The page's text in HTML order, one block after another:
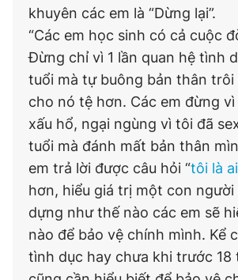
khuyên các em là “Dừng lại”.
“Các em học sinh có cả cuộc
Đừng chỉ vì 1 lần quan hệ tình
tuổi mà tự buông bản thân trôi
cho nó tệ hơn. Các em đừng vì
xấu hổ, ngại ngùng vì tôi đã
tuổi mà đánh mất bản thân
em trả lời được câu hỏi “tôi là ai
hơn, hiểu giá trị một con
dựng như thế nào các em sẽ
nào để bảo vệ chính mình. Kể
tình dục hay chưa khi trước 18